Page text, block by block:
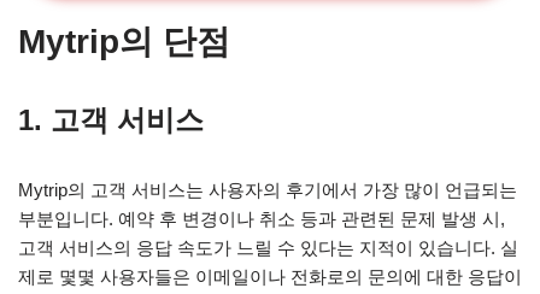
Mytrip의 단점
1. 고객 서비스
Mytrip의 고객 서비스는 사용자의 후기에서 가장 많이 언급되는
부분입니다. 예약 후 변경이나 취소 등과 관련된 문제 발생 시,
고객 서비스의 응답 속도가 느릴 수 있다는 지적이 있습니다. 실
제로 몇몇 사용자들은 이메일이나 전화로의 문의에 대한 응답이